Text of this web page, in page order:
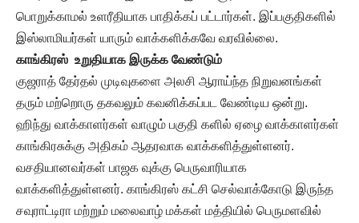
பொறுக்காமல் உளரீதியாக பாதிக்கப் பட்டார்கள். இப்பகுதிகளில்
இஸ்லாமியர்கள் யாரும் வாக்களிக்கவே வரவில்லை.
காங்கிரஸ் உறுதியாக இருக்க வேண்டும்
குஜராத் தேர்தல் முடிவுகளை அலசி ஆராய்ந்த நிறுவனங்கள்
தரும் மற்றொரு தகவலும் கவனிக்கப்பட வேண்டிய ஒன்று.
ஹிந்து வாக்காளர்கள் வாழும் பகுதி களில் ஏழை வாக்காளர்கள்
காங்கிரசுக்கு அதிகம் ஆதரவாக வாக்களித்துள்ளனர்.
வசதியானவர்கள் பாஜக வுக்கு பெருவாரியாக
வாக்களித்துள்ளனர். காங்கிரஸ் கட்சி செல்வாக்கோடு இருந்த
சவுராட்டிரா மற்றும் மலைவாழ் மக்கள் மத்தியில் பெருமளவில்